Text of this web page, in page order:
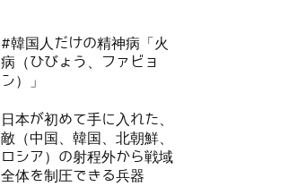
#韓国人だけの精神病「火
病（ひびょう、ファビョ
ン）」
日本が初めて手に入れた、
敵（中国、韓国、北朝鮮、
ロシア）の射程外から戦域
全体を制圧できる兵器